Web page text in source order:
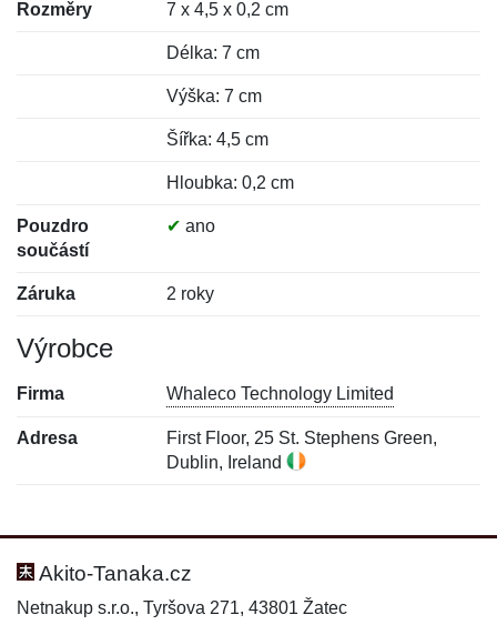
Rozměry 7 x 4,5 x 0,2 cm
Délka: 7 cm
Výška: 7 cm
Šířka: 4,5 cm
Hloubka: 0,2 cm
Pouzdro
součástí
✔ ano
Záruka 2 roky
Výrobce
Firma Whaleco Technology Limited
Adresa
First Floor, 25 St. Stephens Green,
Dublin, Ireland
Hodnocení:
Jméno:
Akito-Tanaka.cz
Netnakup s.r.o., Tyršova 271, 43801 Žatec